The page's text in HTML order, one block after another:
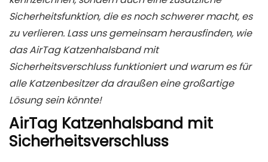
Sicherheitsfunktion, die es noch schwerer macht, es
zu verlieren. Lass uns gemeinsam herausfinden, wie
das AirTag Katzenhalsband mit
Sicherheitsverschluss funktioniert und warum es für
alle Katzenbesitzer da draußen eine großartige
Lösung sein könnte!
AirTag Katzenhalsband mit
Sicherheitsverschluss